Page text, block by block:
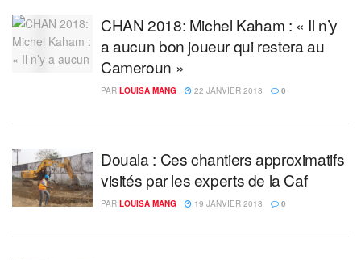
CHAN 2018: Michel Kaham : « Il n’y
a aucun bon joueur qui restera au
Cameroun »
PAR LOUISA MANG 22 JANVIER 2018 0
Douala : Ces chantiers approximatifs
visités par les experts de la Caf
PAR LOUISA MANG 19 JANVIER 2018 0